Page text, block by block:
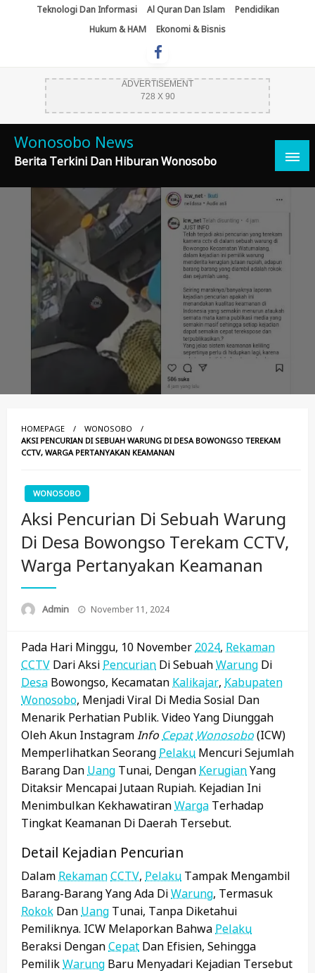
Teknologi Dan Informasi Al Quran Dan Islam
Pendidikan
Hukum & HAM
Ekonomi & Bisnis
ADVERTISEMENT
728 X 90
Wonosobo News
Berita Terkini Dan Hiburan Wonosobo
HOMEPAGE
WONOSOBO
AKSI PENCURIAN DI SEBUAH WARUNG DI DESA BOWONGSO TEREKAM
CCTV, WARGA PERTANYAKAN KEAMANAN
WONOSOBO
Aksi Pencurian Di Sebuah Warung
Di Desa Bowongso Terekam CCTV,
Warga Pertanyakan Keamanan
Admin
Posted
November 11, 2024
Pada Hari Minggu, 10 November2024, Rekaman
CCTV Dari AksiPencurian Di SebuahWarung Di
Desa Bowongso, KecamatanKalikajar, Kabupaten
Wonosobo, Menjadi Viral Di Media Sosial Dan
Menarik Perhatian Publik. Video Yang Diunggah
Oleh Akun InstagramInfoCepatWonosobo(ICW)
Memperlihatkan SeorangPelaku Mencuri Sejumlah
Barang DanUang Tunai, DenganKerugianYang
Ditaksir Mencapai Jutaan Rupiah. Kejadian Ini
Menimbulkan KekhawatiranWarga Terhadap
Tingkat Keamanan Di Daerah Tersebut.
Detail Kejadian Pencurian
DalamRekamanCCTV, Pelaku Tampak Mengambil
Barang-Barang Yang Ada DiWarung, Termasuk
Rokok DanUang Tunai, Tanpa Diketahui
Pemiliknya. ICW Melaporkan BahwaPelaku
Beraksi DenganCepat Dan Efisien, Sehingga
PemilikWarung Baru Menyadari Kejadian Tersebut